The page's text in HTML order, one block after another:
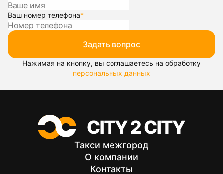
Ваш номер телефона*
Задать вопрос
Нажимая на кнопку, вы соглашаетесь на обработку
персональных данных
Такси межгород
О компании
Контакты